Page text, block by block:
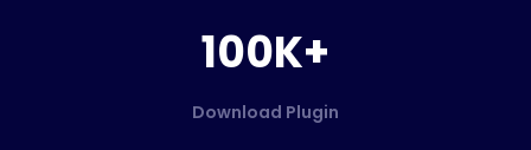
100K+
Download Plugin